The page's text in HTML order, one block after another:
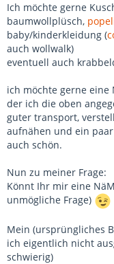
Ich möchte gerne
baumwollplüsch,
baby/kinderkleidung (
auch wollwalk)
eventuell auch
ich möchte gerne eine
der ich die oben
guter transport,
aufnähen und ein
auch schön.
Nun zu meiner Frage:
Könnt Ihr mir eine
unmögliche Frage)
Mein (ursprüngliches
ich eigentlich nicht
schwierig)